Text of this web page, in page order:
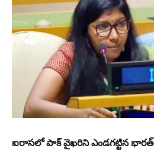
ఐరాసలో పాక్ వైఖరిని ఎండగట్టిన భారత్